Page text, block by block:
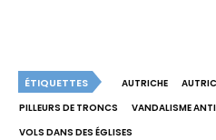
ÉTIQUETTES AUTRICHE
PILLEURS DE TRONCS
VANDALISME
VOLS DANS DES ÉGLISES